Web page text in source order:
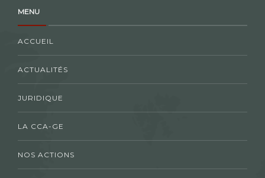
MENU
ACCUEIL
ACTUALITÉS
JURIDIQUE
LA CCA-GE
NOS ACTIONS